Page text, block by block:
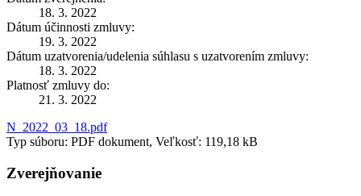
18. 3. 2022
Dátum účinnosti zmluvy:
19. 3. 2022
Dátum uzatvorenia/udelenia súhlasu s uzatvorením zmluvy:
18. 3. 2022
Platnosť zmluvy do:
21. 3. 2022
N_2022_03_18.pdf
Typ súboru: PDF dokument, Veľkosť: 119,18 kB
Zverejňovanie